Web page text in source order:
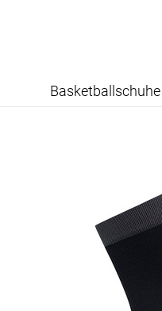
Basketballschuhe